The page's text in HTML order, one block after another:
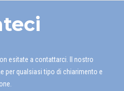
esitate a contattarci. Il nostro
per qualsiasi tipo di chiarimento e